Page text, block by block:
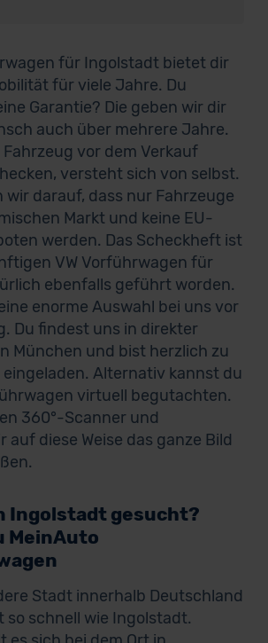
für Ingolstadt bietet dir
für viele Jahre. Du
Garantie? Die geben wir dir
auch über mehrere Jahre.
Fahrzeug vor dem Verkauf
versteht sich von selbst.
wir darauf, dass nur Fahrzeuge
Markt und keine EU-
werden. Das Scheckheft ist
VW Vorführwagen für
ebenfalls geführt worden.
enorme Auswahl bei uns vor
Du findest uns in direkter
München und bist herzlich zu
Alternativ kannst du
virtuell begutachten.
360°-Scanner und
auf diese Weise das ganze Bild
Ingolstadt gesucht?
MeinAuto
Stadt innerhalb Deutschland
so schnell wie Ingolstadt.